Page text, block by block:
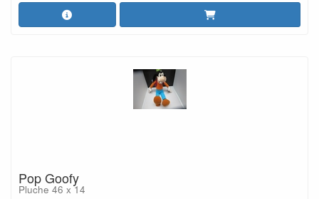
Pop Goofy
Pluche 46 x 14